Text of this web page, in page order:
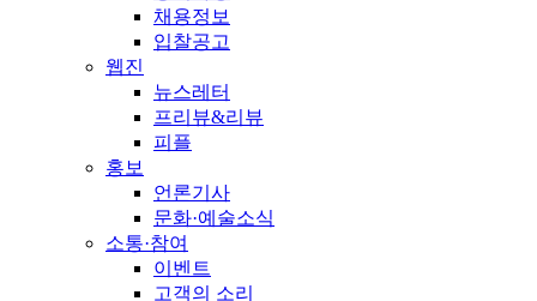
채용정보
입찰공고
웹진
뉴스레터
프리뷰&리뷰
피플
홍보
언론기사
문화·예술소식
소통·참여
이벤트
고객의 소리